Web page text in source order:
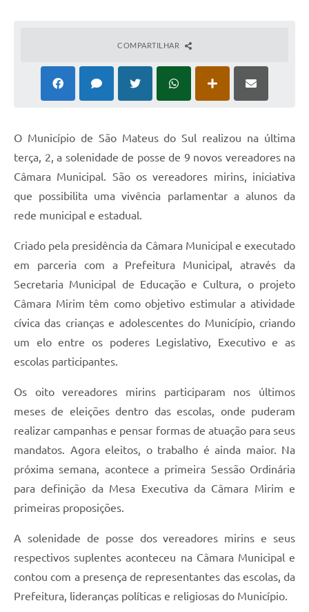
Telefones Prefeitura Municipal
Feriados Municipais
Imprensa
Plantão das Funerárias
Recebimento de Recursos
Serviço de Informação ao Cidadão
Galeria de Fotos
Iluminação Pública
Arquivos para Download
Projetos
Legislação
Links
Agenda
SIC
COMPARTILHAR
O Município de São Mateus do Sul realizou na última
terça, 2, a solenidade de posse de 9 novos vereadores na
Câmara Municipal. São os vereadores mirins, iniciativa
que possibilita uma vivência parlamentar a alunos da
rede municipal e estadual.
Criado pela presidência da Câmara Municipal e executado
em parceria com a Prefeitura Municipal, através da
Secretaria Municipal de Educação e Cultura, o projeto
Câmara Mirim têm como objetivo estimular a atividade
cívica das crianças e adolescentes do Município, criando
um elo entre os poderes Legislativo, Executivo e as
escolas participantes.
Os oito vereadores mirins participaram nos últimos
meses de eleições dentro das escolas, onde puderam
realizar campanhas e pensar formas de atuação para seus
mandatos. Agora eleitos, o trabalho é ainda maior. Na
próxima semana, acontece a primeira Sessão Ordinária
para definição da Mesa Executiva da Câmara Mirim e
primeiras proposições.
A solenidade de posse dos vereadores mirins e seus
respectivos suplentes aconteceu na Câmara Municipal e
contou com a presença de representantes das escolas, da
Prefeitura, lideranças políticas e religiosas do Município.